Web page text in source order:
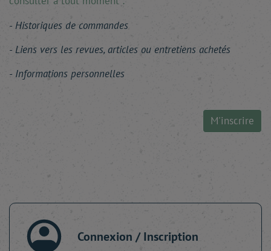
Historiques de commandes
Liens vers les revues, articles ou entretiens achetés
Informations personnelles
M'inscrire
Connexion / Inscription